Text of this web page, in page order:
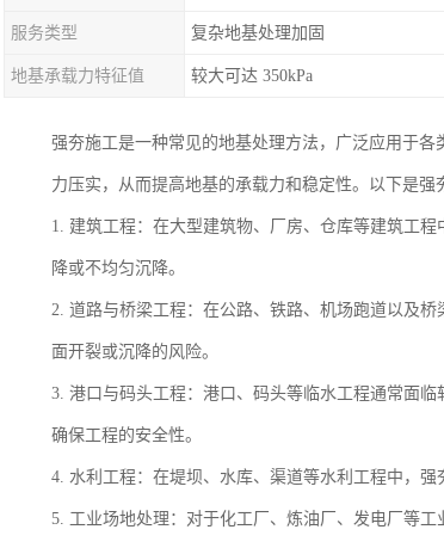
服务类型 复杂地基处理加固
地基承载力特征值 较大可达 350kPa
强夯施工是一种常见的地基处理方法，广泛应用于
力压实，从而提高地基的承载力和稳定性。以下是强
1. 建筑工程：在大型建筑物、厂房、仓库等建筑工
降或不均匀沉降。
2. 道路与桥梁工程：在公路、铁路、机场跑道以及
面开裂或沉降的风险。
3. 港口与码头工程：港口、码头等临水工程通常面
确保工程的安全性。
4. 水利工程：在堤坝、水库、渠道等水利工程中，
5. 工业场地处理：对于化工厂、炼油厂、发电厂等